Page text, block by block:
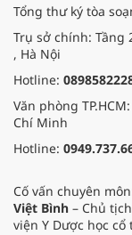
Tổng thư ký tòa
Trụ sở chính: Tầng
, Hà Nội
Hotline:
Văn phòng
Chí Minh
Hotline:
Cố vấn chuyên
Việt Bình – Chủ
viện Y Dược học cổ